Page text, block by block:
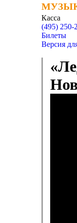
Касса
(495) 250-
Билеты
Версия